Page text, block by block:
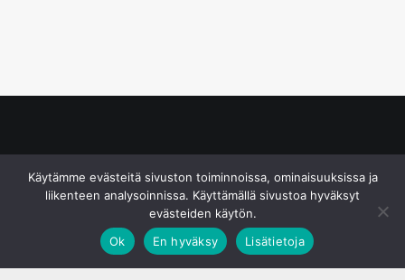
Käytämme evästeitä sivuston toiminnoissa, ominaisuuksissa ja
liikenteen analysoinnissa. Käyttämällä sivustoa hyväksyt
evästeiden käytön.
Ok
En hyväksy Lisätietoja